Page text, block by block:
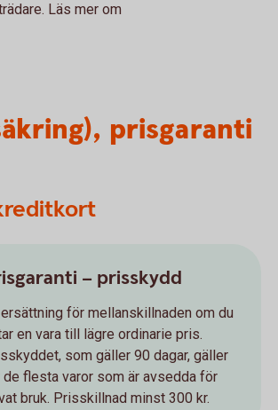
Läs mer om
prisgaranti
– prisskydd
ersättning för mellanskillnaden om du
en vara till lägre ordinarie pris.
som gäller 90 dagar, gäller
flesta varor som är avsedda för
bruk. Prisskillnad minst 300 kr.